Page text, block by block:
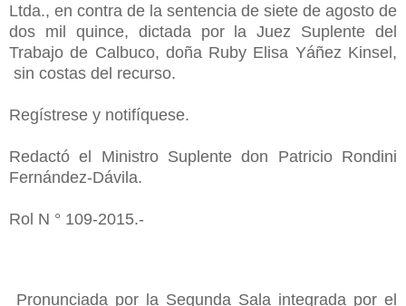
Ltda., en contra de la sentencia de siete de agosto de
dos mil quince, dictada por la Juez Suplente del
Trabajo de Calbuco, doña Ruby Elisa Yáñez Kinsel,
sin costas del recurso.
Regístrese y notifíquese.
Redactó el Ministro Suplente don Patricio Rondini
Fernández-Dávila.
Rol N ° 109-2015.-
Pronunciada por la Segunda Sala integrada por el